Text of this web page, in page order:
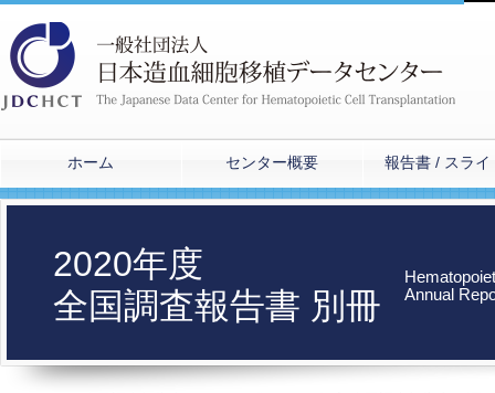
ホーム センター概要 報告書 / スライ
2020年度
全国調査報告書 別冊
Annual